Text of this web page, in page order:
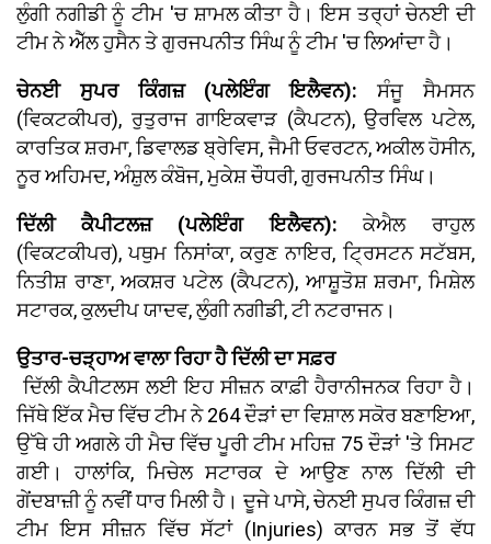
ਲੁੰਗੀ ਨਗੀਡੀ ਨੂੰ ਟੀਮ 'ਚ ਸ਼ਾਮਲ ਕੀਤਾ ਹੈ। ਇਸ ਤਰ੍ਹਾਂ ਚੇਨਈ ਦੀ
ਟੀਮ ਨੇ ਐੱਲ ਹੁਸੈਨ ਤੇ ਗੁਰਜਪਨੀਤ ਸਿੰਘ ਨੂੰ ਟੀਮ 'ਚ ਲਿਆਂਦਾ ਹੈ।
ਚੇਨਈ ਸੁਪਰ ਕਿੰਗਜ਼ (ਪਲੇਇੰਗ ਇਲੈਵਨ): ਸੰਜੂ ਸੈਮਸਨ
(ਵਿਕਟਕੀਪਰ), ਰੁਤੁਰਾਜ ਗਾਇਕਵਾੜ (ਕੈਪਟਨ), ਉਰਵਿਲ ਪਟੇਲ,
ਕਾਰਤਿਕ ਸ਼ਰਮਾ, ਡਿਵਾਲਡ ਬ੍ਰੇਵਿਸ, ਜੈਮੀ ਓਵਰਟਨ, ਅਕੀਲ ਹੋਸੀਨ,
ਨੂਰ ਅਹਿਮਦ, ਅੰਸ਼ੁਲ ਕੰਬੋਜ, ਮੁਕੇਸ਼ ਚੌਧਰੀ, ਗੁਰਜਪਨੀਤ ਸਿੰਘ।
ਦਿੱਲੀ ਕੈਪੀਟਲਜ਼ (ਪਲੇਇੰਗ ਇਲੈਵਨ):ਕੇਐਲ ਰਾਹੁਲ
(ਵਿਕਟਕੀਪਰ), ਪਥੁਮ ਨਿਸਾਂਕਾ, ਕਰੁਣ ਨਾਇਰ, ਟ੍ਰਿਸਟਨ ਸਟੱਬਸ,
ਨਿਤੀਸ਼ ਰਾਣਾ, ਅਕਸ਼ਰ ਪਟੇਲ (ਕੈਪਟਨ), ਆਸ਼ੂਤੋਸ਼ ਸ਼ਰਮਾ, ਮਿਸ਼ੇਲ
ਸਟਾਰਕ, ਕੁਲਦੀਪ ਯਾਦਵ, ਲੁੰਗੀ ਨਗੀਡੀ, ਟੀ ਨਟਰਾਜਨ।
ਉਤਾਰ-ਚੜ੍ਹਾਅ ਵਾਲਾ ਰਿਹਾ ਹੈ ਦਿੱਲੀ ਦਾ ਸਫ਼ਰ
ਦਿੱਲੀ ਕੈਪੀਟਲਸ ਲਈ ਇਹ ਸੀਜ਼ਨ ਕਾਫ਼ੀ ਹੈਰਾਨੀਜਨਕ ਰਿਹਾ ਹੈ।
ਜਿੱਥੇ ਇੱਕ ਮੈਚ ਵਿੱਚ ਟੀਮ ਨੇ 264 ਦੌੜਾਂ ਦਾ ਵਿਸ਼ਾਲ ਸਕੋਰ ਬਣਾਇਆ,
ਉੱਥੇ ਹੀ ਅਗਲੇ ਹੀ ਮੈਚ ਵਿੱਚ ਪੂਰੀ ਟੀਮ ਮਹਿਜ਼ 75 ਦੌੜਾਂ 'ਤੇ ਸਿਮਟ
ਗਈ। ਹਾਲਾਂਕਿ, ਮਿਚੇਲ ਸਟਾਰਕ ਦੇ ਆਉਣ ਨਾਲ ਦਿੱਲੀ ਦੀ
ਗੇਂਦਬਾਜ਼ੀ ਨੂੰ ਨਵੀਂ ਧਾਰ ਮਿਲੀ ਹੈ। ਦੂਜੇ ਪਾਸੇ, ਚੇਨਈ ਸੁਪਰ ਕਿੰਗਜ਼ ਦੀ
ਟੀਮ ਇਸ ਸੀਜ਼ਨ ਵਿੱਚ ਸੱਟਾਂ (Injuries) ਕਾਰਨ ਸਭ ਤੋਂ ਵੱਧ